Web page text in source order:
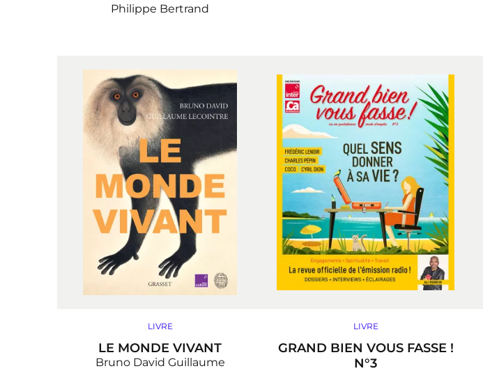
Philippe Bertrand
LIVRE
LE MONDE VIVANT
Bruno David Guillaume
LIVRE
GRAND BIEN VOUS FASSE !
N°3